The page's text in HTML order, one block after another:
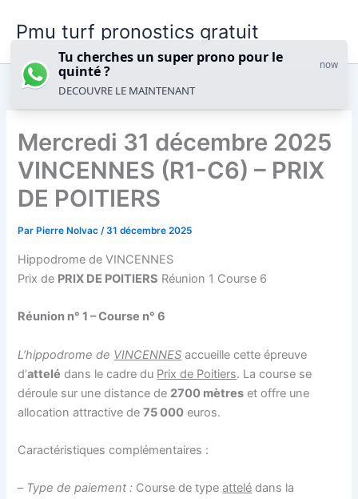
Pmu turf pronostics gratuit
Mercredi 31 décembre 2025
VINCENNES (R1-C6) – PRIX
DE POITIERS
Par Pierre Nolvac/31 décembre 2025
Hippodrome de VINCENNES
Prix de PRIX DE POITIERS Réunion 1 Course 6
Réunion n° 1 – Course n° 6
L’hippodrome de VINCENNES accueille cette épreuve
d’attelé dans le cadre du Prix de Poitiers. La course se
déroule sur une distance de 2700 mètres et offre une
allocation attractive de75 000 euros.
Caractéristiques complémentaires :
– Type de paiement : Course de typeattelé dans la
Tu cherches un super prono pour le
quinté ?
now
DECOUVRE LE MAINTENANT